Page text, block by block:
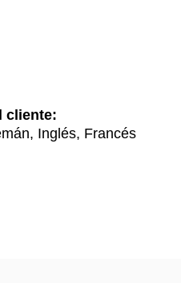
cliente:
Inglés, Francés